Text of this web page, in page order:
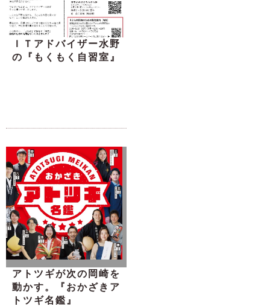
ＩＴアドバイザー水野
の『もくもく自習室』
アトツギが次の岡崎を
動かす。『おかざきア
トツギ名鑑』